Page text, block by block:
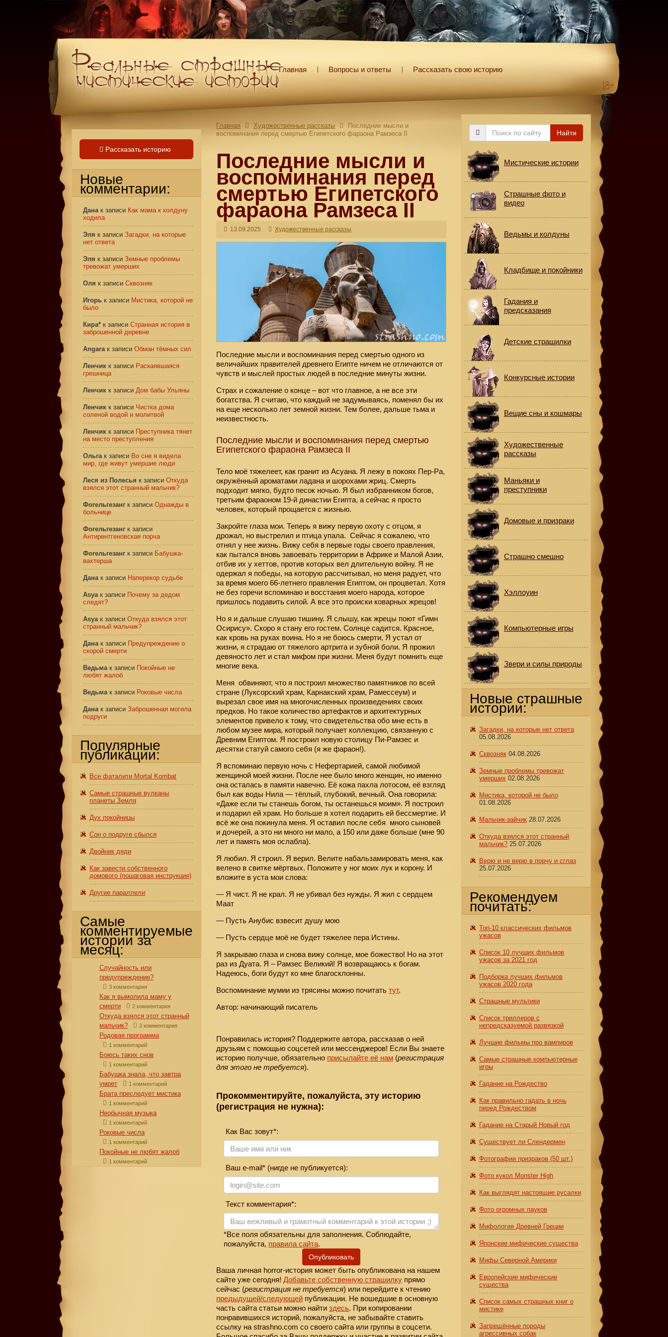
Главная Вопросы и ответы Рассказать свою историю
Главная Художественные рассказы
Последние мысли и
воспоминания перед смертью Египетского фараона Рамзеса II
Последние мысли и
воспоминания перед
смертью Египетского
фараона Рамзеса II
13.09.2025 Художественные рассказы
Последние мысли и воспоминания перед смертью одного из
величайших правителей древнего Египте ничем не отличаются от
чувств и мыслей простых людей в последние минуты жизни.
Страх и сожаление о конце – вот что главное, а не все эти
богатства. Я считаю, что каждый не задумываясь, поменял бы их
на еще несколько лет земной жизни. Тем более, дальше тьма и
неизвестность.
Последние мысли и воспоминания перед смертью
Египетского фараона Рамзеса II
Тело моё тяжелеет, как гранит из Асуана. Я лежу в покоях Пер-Ра,
окружённый ароматами ладана и шорохами жриц. Смерть
подходит мягко, будто песок ночью. Я был избранником богов,
третьим фараоном 19-й династии Египта, а сейчас я просто
человек, который прощается с жизнью.
Закройте глаза мои. Теперь я вижу первую охоту с отцом, я
дрожал, но выстрелил и птица упала. Сейчас я сожалею, что
отнял у нее жизнь. Вижу себя в первые годы своего правления,
как пытался вновь завоевать территории в Африке и Малой Азии,
отбив их у хеттов, против которых вел длительную войну. Я не
одержал я победы, на которую рассчитывал, но меня радует, что
за время моего 66-летнего правления Египтом, он процветал. Хотя
не без горечи вспоминаю и восстания моего народа, которое
пришлось подавить силой. А все это происки коварных жрецов!
Но я и дальше слушаю тишину. Я слышу, как жрецы поют «Гимн
Осирису». Скоро я стану его гостем. Солнце садится. Красное,
как кровь на руках воина. Но я не боюсь смерти, Я устал от
жизни, я страдаю от тяжелого артрита и зубной боли. Я прожил
девяносто лет и стал мифом при жизни. Меня будут помнить еще
многие века.
Меня обвиняют, что я построил множество памятников по всей
стране (Луксорский храм, Карнакский храм, Рамессеум) и
вырезал свое имя на многочисленных произведениях своих
предков. Но такое количество артефактов и архитектурных
элементов привело к тому, что свидетельства обо мне есть в
любом музее мира, который получает коллекцию, связанную с
Древним Египтом. Я построил новую столицу Пи-Рамзес и
десятки статуй самого себя (я же фараон!).
Я вспоминаю первую ночь с Нефертарией, самой любимой
женщиной моей жизни. После нее было много женщин, но именно
она осталась в памяти навечно. Её кожа пахла лотосом, её взгляд
был как воды Нила — тёплый, глубокий, вечный. Она говорила:
«Даже если ты станешь богом, ты останешься моим». Я построил
и подарил ей храм. Но больше я хотел подарить ей бессмертие. И
всё же она покинула меня. Я оставил после себя много сыновей
и дочерей, а это ни много ни мало, а 150 или даже больше (мне 90
лет и память моя ослабла).
Я любил. Я строил. Я верил. Велите набальзамировать меня, как
велено в свитке мёртвых. Положите у ног моих лук и корону. И
вложите в уста мои слова:
— Я чист. Я не крал. Я не убивал без нужды. Я жил с сердцем
Маат
— Пусть Анубис взвесит душу мою
— Пусть сердце моё не будет тяжелее пера Истины.
Я закрываю глаза и снова вижу солнце, мое божество! Но на этот
раз из Дуата. Я – Рамзес Великий! Я возвращаюсь к богам.
Надеюсь, боги будут ко мне благосклонны.
Воспоминание мумии из трясины можно почитатьтут.
Автор: начинающий писатель
Понравилась история? Поддержите автора, рассказав о ней
друзьям с помощью соцсетей или мессенджеров! Если Вы знаете
историю получше, обязательно присылайте её нам (регистрация
для этого не требуется).
Прокомментируйте, пожалуйста, эту историю
(регистрация не нужна):
Как Вас зовут*:
Ваш e-mail* (нигде не публикуется):
Текст комментария*:
*Все поля обязательны для заполнения. Соблюдайте,
пожалуйста, правила сайта.
Опубликовать
Ваша личная horror-история может быть опубликована на нашем
сайте уже сегодня!Добавьте собственную страшилку прямо
сейчас (регистрация не требуется) или перейдите к чтению
предыдущей/следующей публикации. Не вошедшие в основную
часть сайта статьи можно найтиздесь. При копировании
понравившихся историй, пожалуйста, не забывайте ставить
ссылку на strashno.com со своего сайта или группы в соцсети.
Рассказать историю
Новые
комментарии:
Данак записи Как мама к колдуну
ходила
Эля к записи Загадки, на которые
нет ответа
Эля к записи Земные проблемы
тревожат умерших
Оля к записи Сквозняк
Игорь к записи Мистика, которой не
было
Кира* к записи Странная история в
заброшенной деревне
Angaraк записи Обман тёмных сил
Ленчик к записи Раскаявшаяся
грешница
Ленчик к записи Дом бабы Ульяны
Ленчик к записи Чистка дома
соленой водой и молитвой
Ленчик к записи Преступника тянет
на место преступления
Ольгак записи Во сне я видела
мир, где живут умершие люди
Леся из Полесья к записи Откуда
взялся этот странный мальчик?
Фогельгезанг к записи Однажды в
больнице
Фогельгезанг к записи
Антирентгеновская порча
Фогельгезанг к записи Бабушка-
вахтерша
Данак записи Наперекор судьбе
Asyaк записи Почему за дедом
следят?
Asyaк записи Откуда взялся этот
странный мальчик?
Данак записи Предупреждение о
скорой смерти
Ведьмак записи Покойные не
любят жалоб
Ведьмак записи Роковые числа
Данак записи Заброшенная могила
подруги
Популярные
публикации:
Все фаталити Mortal Kombat
Самые страшные вулканы
планеты Земля
Дух покойницы
Сон о подруге сбылся
Двойник дяди
Как завести собственного
домового (пошаговая инструкция)
Другие параллели
Самые
комментируемые
истории за
месяц:
Случайность или
предупреждение?
3 комментария
Как я вымолила маму у
смерти
2 комментария
Откуда взялся этот странный
мальчик?
2 комментария
Родовая программа
1 комментарий
Боюсь таких снов
1 комментарий
Бабушка знала, что завтра
умрет
1 комментарий
Брата преследует мистика
1 комментарий
Необычная музыка
1 комментарий
Роковые числа
1 комментарий
Покойные не любят жалоб
1 комментарий
Поиск
Найти
Мистические истории
Страшные фото и
видео
Ведьмы и колдуны
Кладбище и покойники
Гадания и
предсказания
Детские страшилки
Конкурсные истории
Вещие сны и кошмары
Художественные
рассказы
Маньяки и
преступники
Домовые и призраки
Страшно смешно
Хэллоуин
Компьютерные игры
Звери и силы природы
Новые страшные
истории:
Загадки, на которые нет ответа
05.08.2026
Сквозняк 04.08.2026
Земные проблемы тревожат
умерших 02.08.2026
Мистика, которой не было
01.08.2026
Мальчик-зайчик 28.07.2026
Откуда взялся этот странный
мальчик? 25.07.2026
Верю и не верю в порчу и сглаз
25.07.2026
Рекомендуем
почитать:
Топ-10 классических фильмов
ужасов
Список 10 лучших фильмов
ужасов за 2021 год
Подборка лучших фильмов
ужасов 2020 года
Страшные мультики
Список триллеров с
непредсказуемой развязкой
Лучшие фильмы про вампиров
Самые страшные компьютерные
игры
Гадание на Рождество
Как правильно гадать в ночь
перед Рождеством
Гадание на Старый Новый год
Существует ли Слендермен
Фотографии призраков (50 шт.)
Фото кукол Monster High
Как выглядят настоящие русалки
Фото огромных пауков
Мифология Древней Греции
Японские мифические существа
Мифы Северной Америки
Европейские мифические
существа
Список самых страшных книг о
мистике
Запрещённые породы
агрессивных собак